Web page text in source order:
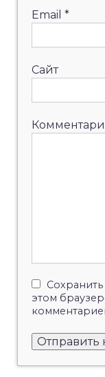
Email *
Сайт
этом